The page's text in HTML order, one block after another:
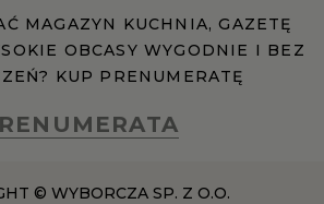
RZESZÓW
SOSNOWIEC
SZCZECIN
MAGAZYN KUCHNIA, GAZETĘ
OBCASY WYGODNIE I BEZ
KUP PRENUMERATĘ
© WYBORCZA SP. Z O.O.